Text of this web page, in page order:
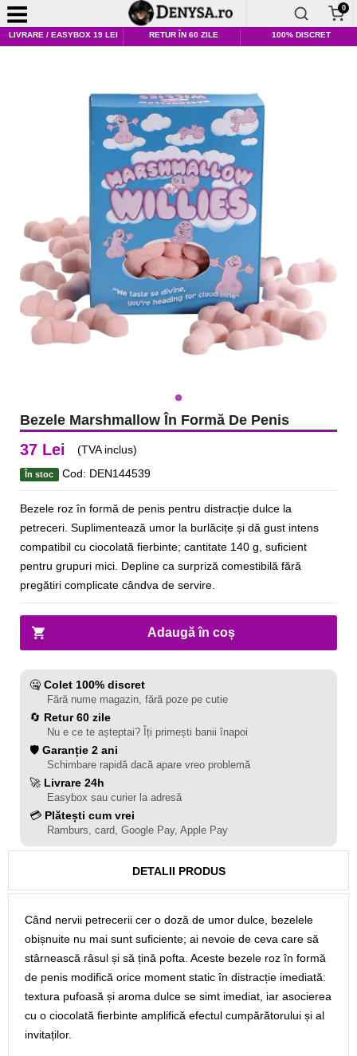
0
LIVRARE / EASYBOX 19 LEI RETUR ÎN 60 ZILE 100% DISCRET
Bezele Marshmallow În Formă De Penis
37 Lei (TVA inclus)
În stoc Cod: DEN144539
Bezele roz în formă de penis pentru distracție dulce la
petreceri. Suplimentează umor la burlăcițe și dă gust intens
compatibil cu ciocolată fierbinte; cantitate 140 g, suficient
pentru grupuri mici. Depline ca surpriză comestibilă fără
pregătiri complicate cândva de servire.
Adaugă în coș
🤐 Colet 100% discret
Fără nume magazin, fără poze pe cutie
🔄 Retur 60 zile
Nu e ce te așteptai? Îți primești banii înapoi
🛡️ Garanție 2 ani
Schimbare rapidă dacă apare vreo problemă
🚀 Livrare 24h
Easybox sau curier la adresă
💳 Plătești cum vrei
Ramburs, card, Google Pay, Apple Pay
DETALII PRODUS
Când nervii petrecerii cer o doză de umor dulce, bezelele
obișnuite nu mai sunt suficiente; ai nevoie de ceva care să
stârnească râsul și să țină pofta. Aceste bezele roz în formă
de penis modifică orice moment static în distracție imediată:
textura pufoasă și aroma dulce se simt imediat, iar asocierea
cu o ciocolată fierbinte amplifică efectul cumpărătorului și al
invitaților.